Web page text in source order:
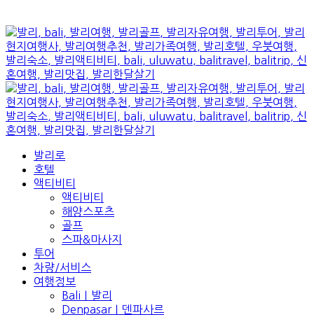
발리로
호텔
액티비티
액티비티
해양스포츠
골프
스파&마사지
투어
차량/서비스
여행정보
Bali｜발리
Denpasar｜덴파사르